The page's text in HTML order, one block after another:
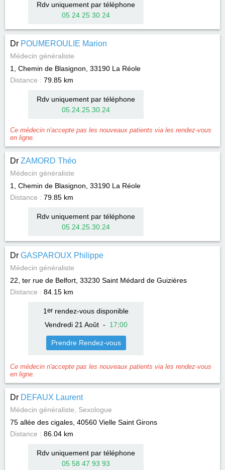
Rdv uniquement par téléphone
05 24 25 30 24
Dr POUMEROULIE Marion
Médecin généraliste
1, Chemin de Blasignon, 33190 La Réole
Distance : 79.85 km
Rdv uniquement par téléphone
05.24.25.30.24
Ce médecin n'accepte pas les nouveaux patients via les rendez-vous
en ligne.
Dr ZAMORD Théo
Médecin généraliste
1, Chemin de Blasignon, 33190 La Réole
Distance : 79.85 km
Rdv uniquement par téléphone
05.24.25.30.24
Dr GASPAROUX Philippe
Médecin généraliste
22, ter rue de Belfort, 33230 Saint Médard de Guizières
Distance : 84.15 km
1 errendez-vous disponible
Vendredi 21 Août- 17:00
Prendre Rendez-vous
Ce médecin n'accepte pas les nouveaux patients via les rendez-vous
en ligne.
Dr DEFAUX Laurent
Médecin généraliste, Sexologue
75 allée des cigales, 40560 Vielle Saint Girons
Distance : 86.04 km
Rdv uniquement par téléphone
05 58 47 93 93